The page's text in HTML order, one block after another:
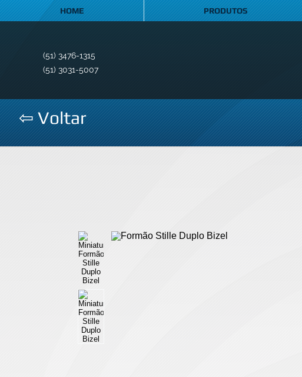
HOME PRODUTOS
(51) 3476-1315
(51) 3031-5007
⇦ Voltar